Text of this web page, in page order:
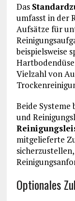
Das
umfasst in der
Aufsätze für
beispielsweise
Vielzahl von
Beide
und
mitgelieferte
Optionales